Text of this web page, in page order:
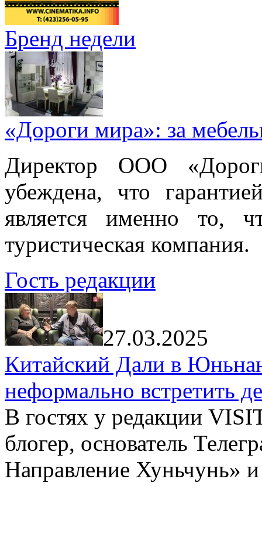
Бренд недели
«Дороги мира»: за
Директор ООО
убеждена, что
является именно то,
туристическая компания.
Гость редакции
27.03.2025
Китайский Дали в
неформально встретить
В гостях у редакции
блогер, основатель
Направление Хуньчунь»